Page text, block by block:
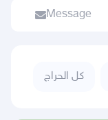
Message
كل الحراج